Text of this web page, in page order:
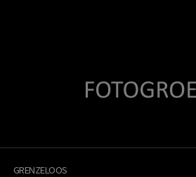
GRENZELOOS